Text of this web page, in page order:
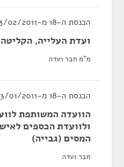
הכנסת ה-18 מ-23/02/2011 עד 05/02/2013
ועדת העלייה,
מ"מ חבר ועדה
הכנסת ה-18 מ-03/01/2011 עד 05/02/2013
הוועדה המשותפת
ולוועדת הכספים
המסים (גבייה)
חבר ועדה